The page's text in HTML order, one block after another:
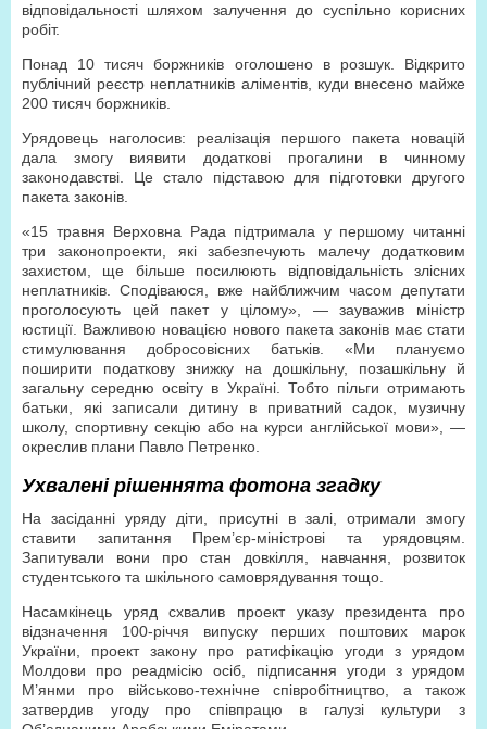
відповідальності шляхом залучення до суспільно корисних
робіт.
Понад 10 тисяч боржників оголошено в розшук. Відкрито
публічний реєстр неплатників аліментів, куди внесено майже
200 тисяч боржників.
Урядовець наголосив: реалізація першого пакета новацій
дала змогу виявити додаткові прогалини в чинному
законодавстві. Це стало підставою для підготовки другого
пакета законів.
«15 травня Верховна Рада підтримала у першому читанні
три законопроекти, які забезпечують малечу додатковим
захистом, ще більше посилюють відповідальність злісних
неплатників. Сподіваюся, вже найближчим часом депутати
проголосують цей пакет у цілому», — зауважив міністр
юстиції. Важливою новацією нового пакета законів має стати
стимулювання добросовісних батьків. «Ми плануємо
поширити податкову знижку на дошкільну, позашкільну й
загальну середню освіту в Україні. Тобто пільги отримають
батьки, які записали дитину в приватний садок, музичну
школу, спортивну секцію або на курси англійської мови», —
окреслив плани Павло Петренко.
Ухвалені рішеннята фотона згадку
На засіданні уряду діти, присутні в залі, отримали змогу
ставити запитання Прем’єр-міністрові та урядовцям.
Запитували вони про стан довкілля, навчання, розвиток
студентського та шкільного самоврядування тощо.
Насамкінець уряд схвалив проект указу президента про
відзначення 100-річчя випуску перших поштових марок
України, проект закону про ратифікацію угоди з урядом
Молдови про реадмісію осіб, підписання угоди з урядом
М’янми про військово-технічне співробітництво, а також
затвердив угоду про співпрацю в галузі культури з